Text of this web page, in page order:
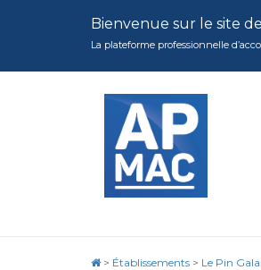
Bienvenue sur le site
La plateforme professionnelle
> Établissements > Le Pin